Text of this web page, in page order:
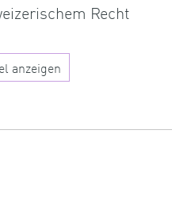
Recht
anzeigen